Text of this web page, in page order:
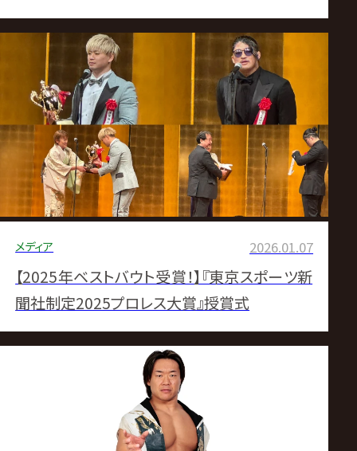
メディア 2026.01.07
【2025年ベストバウト受賞！】『東京スポーツ新
聞社制定2025プロレス大賞』授賞式